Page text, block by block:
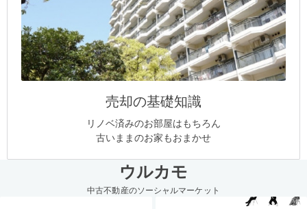
売却の基礎知識
リノベ済みのお部屋はもちろん
古いままのお家もおまかせ
ウルカモ
中古不動産のソーシャルマーケット